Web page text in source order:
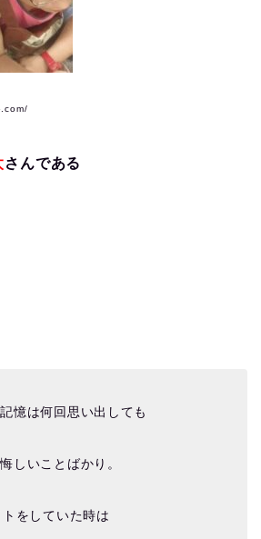
さんである
憶は何回思い出しても
しいことばかり。
をしていた時は